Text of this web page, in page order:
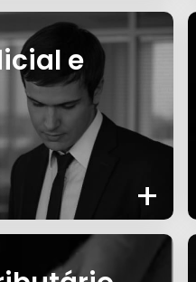
e
+